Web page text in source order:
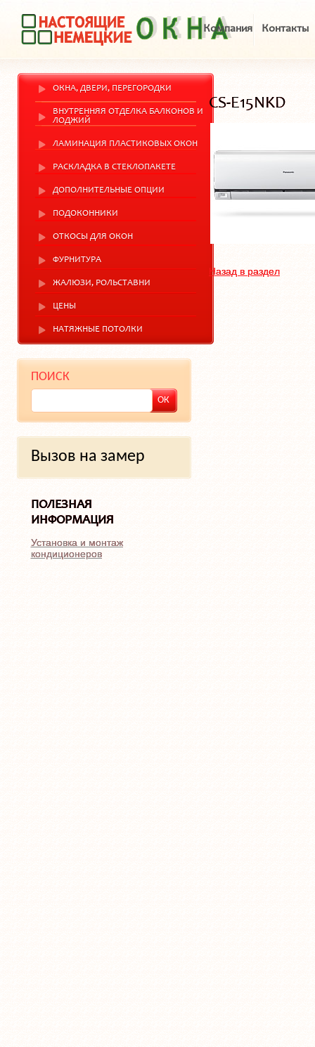
Компания Контакты
ОКНА, ДВЕРИ, ПЕРЕГОРОДКИ
ВНУТРЕННЯЯ ОТДЕЛКА БАЛКОНОВ И
ЛОДЖИЙ
ЛАМИНАЦИЯ ПЛАСТИКОВЫХ ОКОН
РАСКЛАДКА В СТЕКЛОПАКЕТЕ
ДОПОЛНИТЕЛЬНЫЕ ОПЦИИ
ПОДОКОННИКИ
ОТКОСЫ ДЛЯ ОКОН
ФУРНИТУРА
ЖАЛЮЗИ, РОЛЬСТАВНИ
ЦЕНЫ
НАТЯЖНЫЕ ПОТОЛКИ
ПОИСК
Вызов на замер
ПОЛЕЗНАЯ
ИНФОРМАЦИЯ
Установка и монтаж
кондиционеров
CS-E15NKD
Назад в раздел